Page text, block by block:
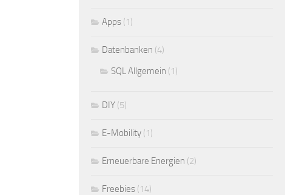
Apps (1)
Datenbanken (4)
SQL Allgemein (1)
DIY (5)
E-Mobility (1)
Erneuerbare Energien (2)
Freebies (14)